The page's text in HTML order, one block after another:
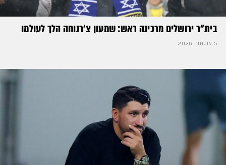
בית"ר ירושלים מרכינה ראש: שמעון צ'רנוחה הלך לעולמו
5 אוגוסט 2026